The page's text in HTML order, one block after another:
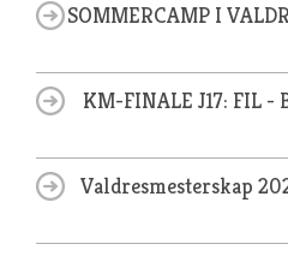
SOMMERCAMP I
KM-FINALE J17: FIL -
Valdresmesterskap